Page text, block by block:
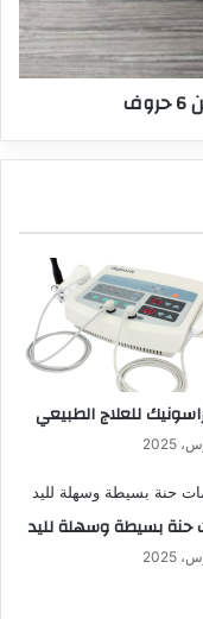
للعلاج الطبيعي
بسيطة وسهلة لليد